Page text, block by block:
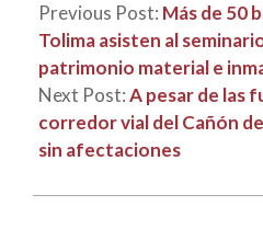
Previous Post: Más de 50
Tolima asisten al
patrimonio material e
Next Post:A pesar de las
corredor vial del Cañón
sin afectaciones